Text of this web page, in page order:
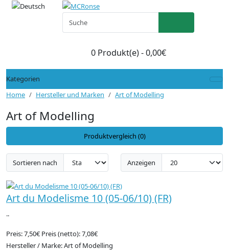
0 Produkt(e) - 0,00€
Kategorien
Home
Hersteller und Marken Art of Modelling
Art of Modelling
Produktvergleich (0)
Sortieren nach Anzeigen
Art du Modelisme 10 (05-06/10) (FR)
..
Preis: 7,50€ Preis (netto): 7,08€
Hersteller / Marke: Art of Modelling